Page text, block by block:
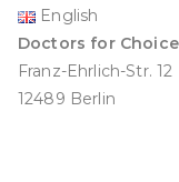
English
Doctors for Choice
Franz-Ehrlich-Str. 12
12489 Berlin